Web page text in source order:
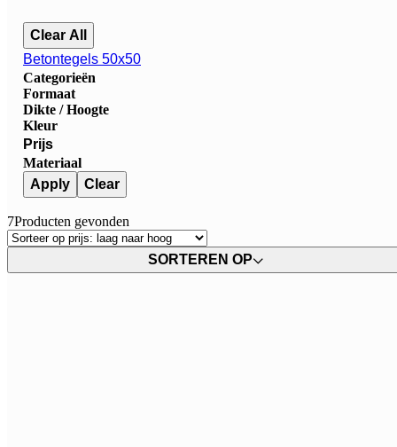
Clear All
Betontegels 50x50
Categorieën
Formaat
Dikte / Hoogte
Kleur
Prijs
Materiaal
Apply
Clear
7Producten gevonden
SORTEREN OP